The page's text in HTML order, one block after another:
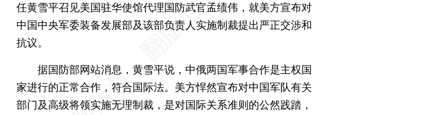
任黄雪平召见美国驻华使馆代理国防武官孟绩伟，就美方宣布对
中国中央军委装备发展部及该部负责人实施制裁提出严正交涉和
抗议。
据国防部网站消息，黄雪平说，中俄两国军事合作是主权国
家进行的正常合作，符合国际法。美方悍然宣布对中国军队有关
部门及高级将领实施无理制裁，是对国际关系准则的公然践踏，